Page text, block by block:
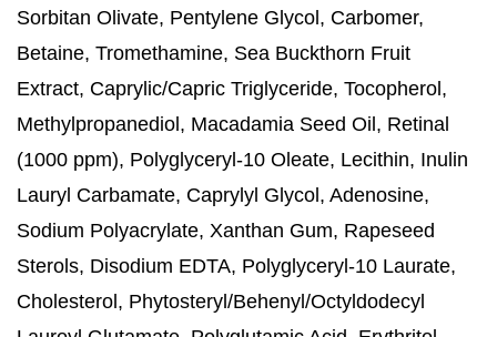
Sorbitan Olivate, Pentylene Glycol, Carbomer,
Betaine, Tromethamine, Sea Buckthorn Fruit
Extract, Caprylic/Capric Triglyceride, Tocopherol,
Methylpropanediol, Macadamia Seed Oil, Retinal
(1000 ppm), Polyglyceryl-10 Oleate, Lecithin, Inulin
Lauryl Carbamate, Caprylyl Glycol, Adenosine,
Sodium Polyacrylate, Xanthan Gum, Rapeseed
Sterols, Disodium EDTA, Polyglyceryl-10 Laurate,
Cholesterol, Phytosteryl/Behenyl/Octyldodecyl